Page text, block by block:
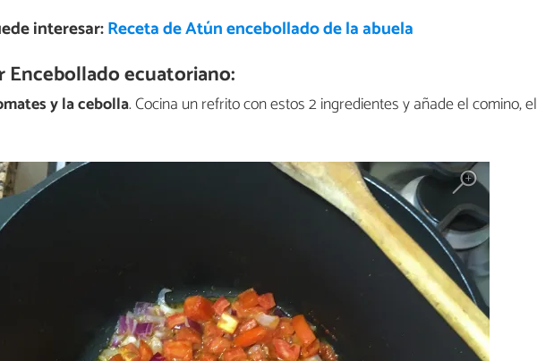
interesar:Receta de Atún encebollado de la abuela
Encebollado ecuatoriano:
y la cebolla. Cocina un refrito con estos 2 ingredientes y añade el comino, el